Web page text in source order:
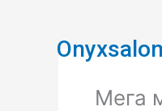
Onyxsalon
Мега